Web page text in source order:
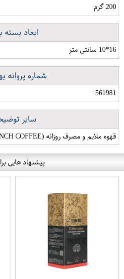
200 گرم
ابعاد بسته
16*10 سانتی متر
شماره پروانه
561981
سایر
قهوه ملایم و مصرف روزانه (FRENCH COFFEE)
پیشنهاد هایی